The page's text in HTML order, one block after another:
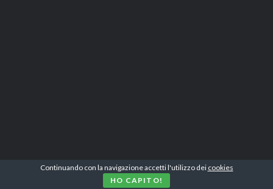
Continuando con la navigazione accetti l'utilizzo dei cookies
HO CAPITO!